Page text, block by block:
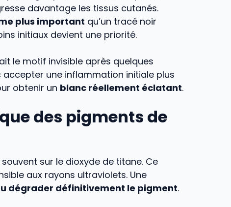
davantage les tissus cutanés.
plus important qu’un tracé noir
initiaux devient une priorité.
le motif invisible après quelques
une inflammation initiale plus
obtenir un blanc réellement éclatant.
des pigments de
sur le dioxyde de titane. Ce
aux rayons ultraviolets. Une
dégrader définitivement le pigment.